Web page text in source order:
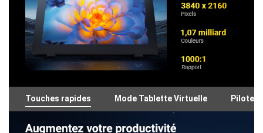
Touches rapides Mode Tablette Virtuelle Pilote